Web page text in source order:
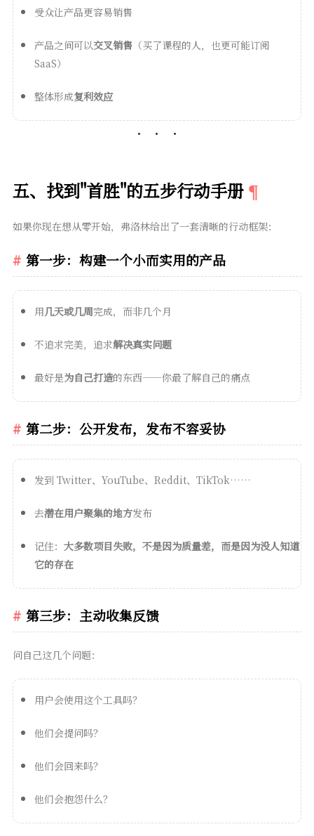
受众让产品更容易销售
产品之间可以交叉销售（买了课程的人，也更可能订阅
SaaS）
整体形成复利效应
五、找到"首胜"的五步行动手册
如果你现在想从零开始，弗洛林给出了一套清晰的行动框架：
第一步：构建一个小而实用的产品
用几天或几周完成，而非几个月
不追求完美，追求解决真实问题
最好是为自己打造的东西——你最了解自己的痛点
第二步：公开发布，发布不容妥协
发到 Twitter、YouTube、Reddit、TikTok……
去潜在用户聚集的地方发布
记住： 大多数项目失败，不是因为质量差，而是因为没人知道
它的存在
第三步：主动收集反馈
问自己这几个问题：
用户会使用这个工具吗？
他们会提问吗？
他们会回来吗？
他们会抱怨什么？